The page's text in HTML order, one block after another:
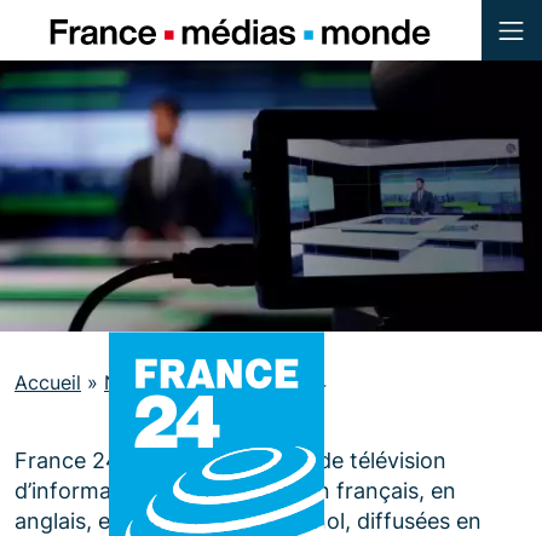
Menu
Contenu
Pied de page
Accueil » Nos médias»France 24
France 24, ce sont 4 chaînes de télévision
d’information internationale en français, en
anglais, en arabe et en espagnol, diffusées en